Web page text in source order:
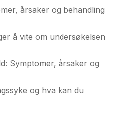
årsaker og behandling
å vite om undersøkelsen
Symptomer, årsaker og
og hva kan du